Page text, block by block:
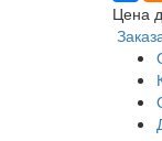
Цена